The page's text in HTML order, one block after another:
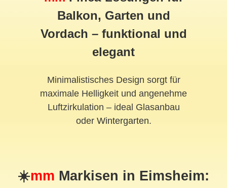
Balkon, Garten und
Vordach – funktional und
elegant
Minimalistisches Design sorgt für
maximale Helligkeit und angenehme
Luftzirkulation – ideal Glasanbau
oder Wintergarten.
☀️mm Markisen in Eimsheim: